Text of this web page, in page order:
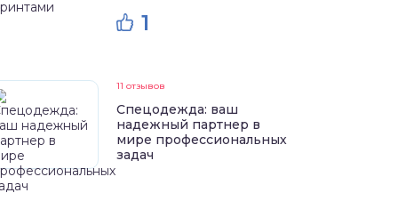
1
11 отзывов
Спецодежда: ваш
надежный партнер в
мире профессиональных
задач